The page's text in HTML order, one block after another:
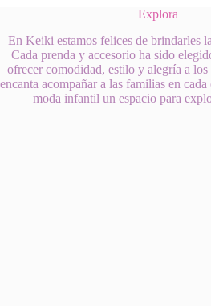
Explora
En Keiki estamos felices de brindarles
Cada prenda y accesorio ha sido
ofrecer comodidad, estilo y alegría a los
encanta acompañar a las familias en
moda infantil un espacio para